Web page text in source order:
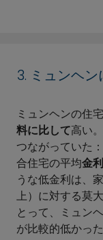
3. ミュンヘ
ミュンヘンの住
料に比して高い
つながっていた
合住宅の平均金
うな低金利は、
上）に対する莫
とって、ミュン
が比較的低かった